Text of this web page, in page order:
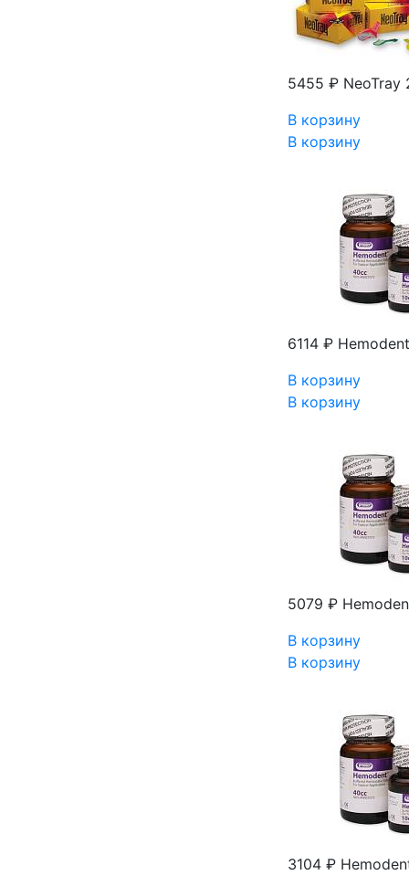
5455 ₽ NeoTray
В корзину
В корзину
6114 ₽
В корзину
В корзину
5079 ₽
В корзину
В корзину
3104 ₽